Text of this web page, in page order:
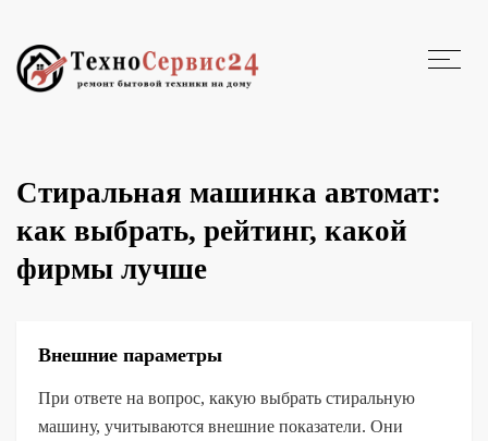
Стиральная машинка автомат:
как выбрать, рейтинг, какой
фирмы лучше
Внешние параметры
При ответе на вопрос, какую выбрать стиральную
машину, учитываются внешние показатели. Они